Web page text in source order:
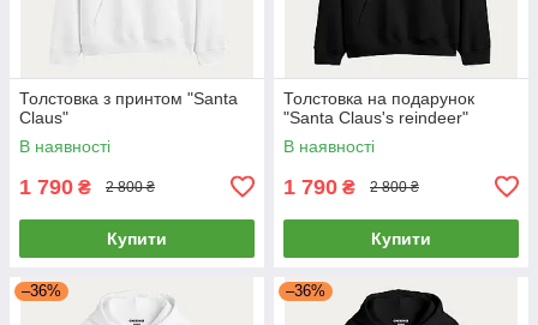
Толстовка з принтом "Santa
Claus"
В наявності
1 790 ₴ 2 800 ₴
Купити
Толстовка на подарунок
"Santa Claus's reindeer"
В наявності
1 790 ₴ 2 800 ₴
Купити
–36% –36%